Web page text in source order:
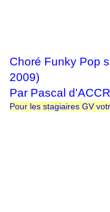
Choré Funky Pop
2009)
Par Pascal
Pour les stagiaires GV